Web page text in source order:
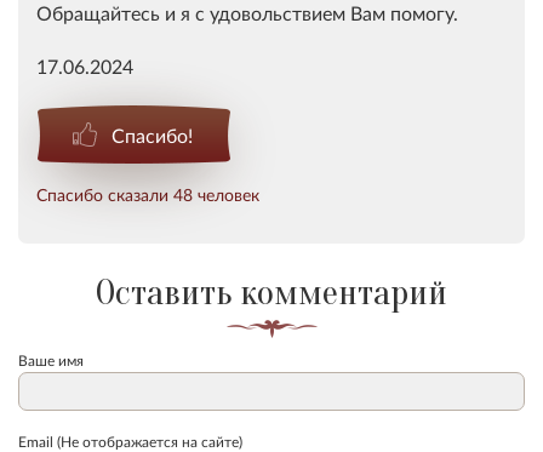
Обращайтесь и я с удовольствием Вам помогу.
17.06.2024
Спасибо!
Спасибо сказали 48 человек
Оставить комментарий
Ваше имя
Email (Не отображается на сайте)